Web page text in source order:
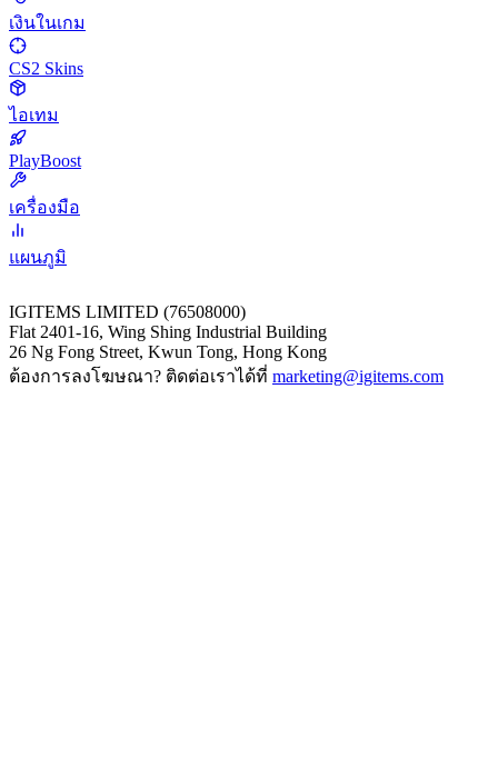
เงินในเกม
CS2 Skins
ไอเทม
PlayBoost
เครื่องมือ
แผนภูมิ
IGITEMS LIMITED (76508000)
Flat 2401-16, Wing Shing Industrial Building
26 Ng Fong Street, Kwun Tong, Hong Kong
ต้องการลงโฆษณา? ติดต่อเราได้ที่ marketing@igitems.com